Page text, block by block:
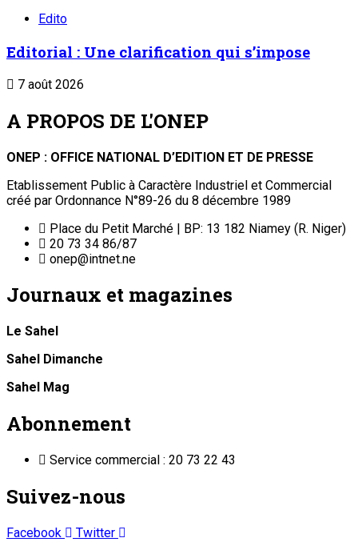
Edito
Editorial : Une clarification qui s’impose
7 août 2026
A PROPOS DE L'ONEP
ONEP : OFFICE NATIONAL D’EDITION ET DE PRESSE
Etablissement Public à Caractère Industriel et Commercial
créé par Ordonnance N°89-26 du 8 décembre 1989
Place du Petit Marché | BP: 13 182 Niamey (R. Niger)
20 73 34 86/87
onep@intnet.ne
Journaux et magazines
Le Sahel
Sahel Dimanche
Sahel Mag
Abonnement
Service commercial : 20 73 22 43
Suivez-nous
Facebook Twitter